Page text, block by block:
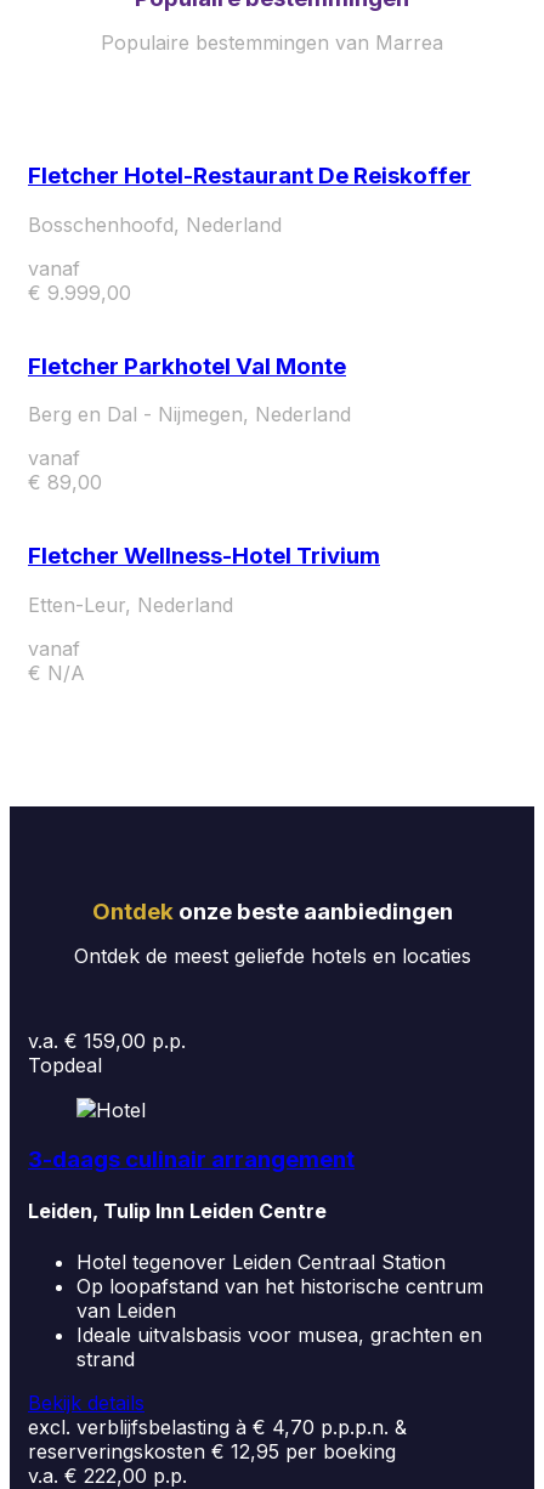
Populaire bestemmingen van Marrea
Fletcher Hotel-Restaurant De Reiskoffer
Bosschenhoofd, Nederland
vanaf
€ 9.999,00
Fletcher Parkhotel Val Monte
Berg en Dal - Nijmegen, Nederland
vanaf
€ 89,00
Fletcher Wellness-Hotel Trivium
Etten-Leur, Nederland
vanaf
€ N/A
Ontdek onze beste aanbiedingen
Ontdek de meest geliefde hotels en locaties
v.a. € 159,00 p.p.
Topdeal
3-daags culinair arrangement
Leiden, Tulip Inn Leiden Centre
Hotel tegenover Leiden Centraal Station
Op loopafstand van het historische centrum
van Leiden
Ideale uitvalsbasis voor musea, grachten en
strand
Bekijk details
excl. verblijfsbelasting à € 4,70 p.p.p.n. &
reserveringskosten € 12,95 per boeking
v.a. € 222,00 p.p.